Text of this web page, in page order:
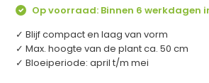
Op voorraad: Binnen 6 werkdagen
✓ Blijf compact en laag van vorm
✓ Max. hoogte van de plant ca. 50 cm
✓ Bloeiperiode: april t/m mei